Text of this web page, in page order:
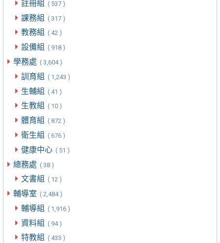
註冊組 ( 537 )
課務組 ( 317 )
教務組 ( 42 )
設備組 ( 918 )
學務處 ( 3,604 )
訓育組 ( 1,243 )
生輔組 ( 41 )
生教組 ( 10 )
體育組 ( 872 )
衛生組 ( 676 )
健康中心 ( 51 )
總務處 ( 38 )
文書組 ( 12 )
輔導室 ( 2,484 )
輔導組 ( 1,916 )
資料組 ( 94 )
特教組 ( 433 )